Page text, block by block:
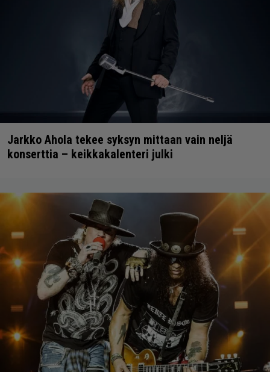
Jarkko Ahola tekee syksyn mittaan vain neljä
konserttia – keikkakalenteri julki